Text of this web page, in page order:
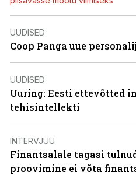
UUDISED
Coop Panga uue
UUDISED
Uuring: Eesti ettevõtted
tehisintellekti
INTERVJUU
Finantsalale tagasi
proovimine ei võta